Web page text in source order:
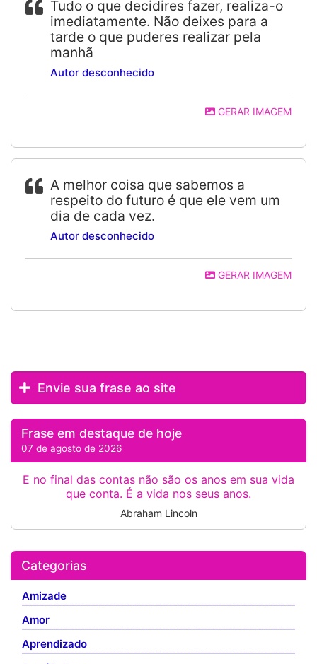
Tudo o que decidires fazer, realiza-o
imediatamente. Não deixes para a
tarde o que puderes realizar pela
manhã
Autor desconhecido
GERAR IMAGEM
A melhor coisa que sabemos a
respeito do futuro é que ele vem um
dia de cada vez.
Autor desconhecido
GERAR IMAGEM
Envie sua frase ao site
Frase em destaque de hoje
07 de agosto de 2026
E no final das contas não são os anos em sua vida
que conta. É a vida nos seus anos.
Abraham Lincoln
Categorias
Amizade
Amor
Aprendizado